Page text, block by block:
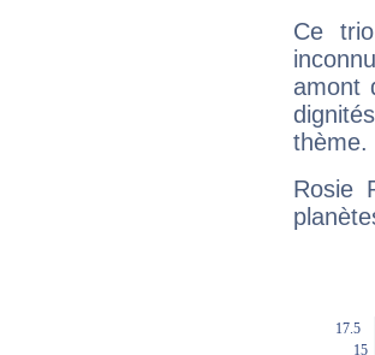
Ce
amont
thème.
Rosie